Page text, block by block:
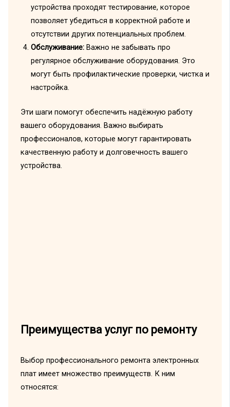
устройства проходят тестирование, которое
позволяет убедиться в корректной работе и
отсутствии других потенциальных проблем.
Обслуживание:Важно не забывать про
регулярное обслуживание оборудования. Это
могут быть профилактические проверки, чистка и
настройка.
Эти шаги помогут обеспечить надёжную работу
вашего оборудования. Важно выбирать
профессионалов, которые могут гарантировать
качественную работу и долговечность вашего
устройства.
Преимущества услуг по ремонту
Выбор профессионального ремонта электронных
плат имеет множество преимуществ. К ним
относятся: